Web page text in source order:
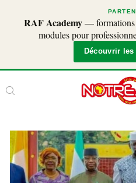
RAF Academy— formations
modules pour
Découvrir